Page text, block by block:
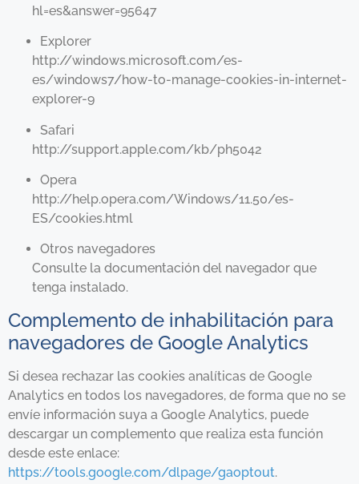
hl=es&answer=95647
Explorer
http://windows.microsoft.com/es-
es/windows7/how-to-manage-cookies-in-internet-
explorer-9
Safari
http://support.apple.com/kb/ph5042
Opera
http://help.opera.com/Windows/11.50/es-
ES/cookies.html
Otros navegadores
Consulte la documentación del navegador que
tenga instalado.
Complemento de inhabilitación para
navegadores de Google Analytics
Si desea rechazar las cookies analíticas de Google
Analytics en todos los navegadores, de forma que no se
envíe información suya a Google Analytics, puede
descargar un complemento que realiza esta función
desde este enlace:
https://tools.google.com/dlpage/gaoptout.